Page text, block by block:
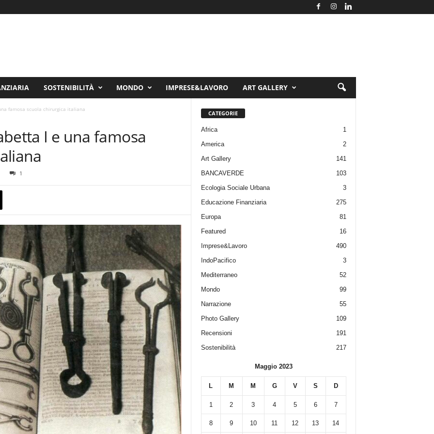
SOSTENIBILITÀ MONDO IMPRESE&LAVORO ART GALLERY
famosa scuola chirurgica italiana
I e una famosa
1
CATEGORIE
Africa
1
America
2
Art Gallery
141
BANCAVERDE
103
Ecologia Sociale Urbana
3
Educazione Finanziaria
275
Europa
81
Featured
16
Imprese&Lavoro
490
IndoPacifico
3
Mediterraneo
52
Mondo
99
Narrazione
55
Photo Gallery
109
Recensioni
191
Sostenibilità
217
Maggio 2023
L M M G V S D
1 2 3 4 5 6 7
8 9 10 11 12 13 14